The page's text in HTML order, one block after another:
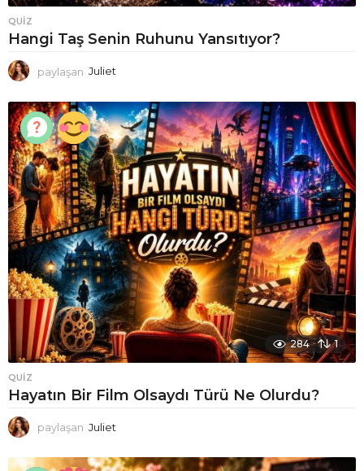
QUIZ
Hangi Taş Senin Ruhunu Yansıtıyor?
paylaşan Juliet
284 1
QUIZ
Hayatın Bir Film Olsaydı Türü Ne Olurdu?
paylaşan Juliet